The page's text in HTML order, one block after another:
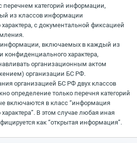
перечнем категорий информации,
из классов информации
с документальной фиксацией
информации, включаемых в каждый из
конфиденциального характера,
организационным актом
организации БС РФ.
организацией БС РФ двух классов
определение только перечня категорий
включаются в класс “информация
В этом случае любая иная
как “открытая информация”.